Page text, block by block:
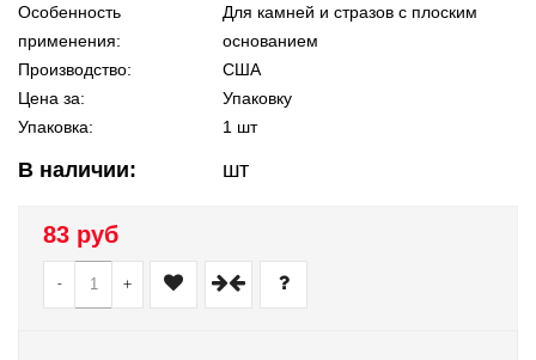
Особенность
применения:
Для камней и стразов с плоским
основанием
Производство:
США
Цена за:
Упаковку
Упаковка:
1 шт
В наличии: шт
83 руб
- +